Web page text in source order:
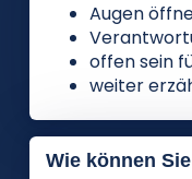
Augen
offen sein
weiter
Wie können